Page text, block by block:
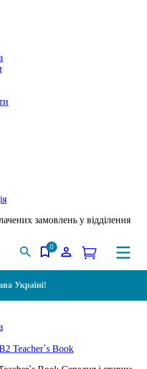
замовлень у відділення
0
Україні!
Teacher`s Book